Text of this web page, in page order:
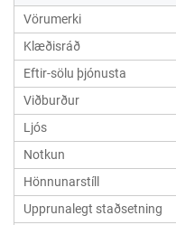
Vörumerki
Klæðisráð
Eftir-sölu þjónusta
Viðburður
Ljós
Notkun
Hönnunarstíll
Upprunalegt staðsetning